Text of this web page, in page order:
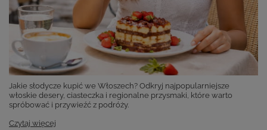
Jakie słodycze kupić we Włoszech? Odkryj najpopularniejsze
włoskie desery, ciasteczka i regionalne przysmaki, które warto
spróbować i przywieźć z podróży.
Czytaj więcej